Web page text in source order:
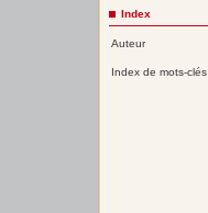
Index
Auteur
Index de mots-clés